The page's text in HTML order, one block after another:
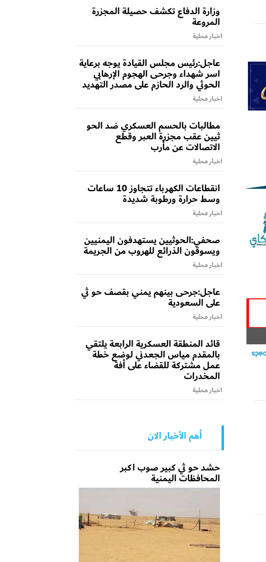
وزارة الدفاع تكشف حصيلة المجزرة
المروعة
اخبار محلية
عاجل:رئيس مجلس القيادة يوجه برعاية
اسر شهداء وجرحى الهجوم الإرهابي
الحوثي والرد الحازم على مصدر التهديد
اخبار محلية
مطالبات بالحسم العسكري ضد الحو
ثيين عقب مجزرة العبر وقطع
الاتصالات عن مأرب
اخبار محلية
انقطاعات الكهرباء تتجاوز 10 ساعات
وسط حرارة ورطوبة شديدة
اخبار محلية
صحفي:الحوثيين يستهدفون اليمنيين
ويسوقون الذرائع للهروب من الجريمة
اخبار محلية
عاجل:جرحى بينهم يمني بقصف حو ثي
على السعودية
اخبار محلية
قائد المنطقة العسكرية الرابعة يلتقي
بالمقدم مياس الجعدني لوضع خطة
عمل مشتركة للقضاء على أفة
المخدرات
اخبار محلية
أهم الأخبار الان
حشد حو ثي كبير صوب اكبر
المحافظات اليمنية